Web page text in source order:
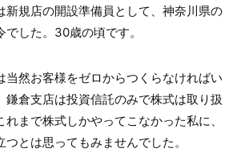
新規店の開設準備員として、神奈川県の
した。30歳の頃です。
当然お客様をゼロからつくらなければい
鎌倉支店は投資信託のみで株式は取り扱
まで株式しかやってこなかった私に、
とは思ってもみませんでした。